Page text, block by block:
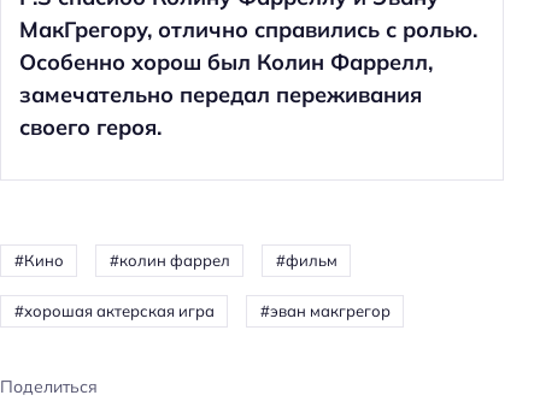
МакГрегору, отлично справились с ролью.
Особенно хорош был Колин Фаррелл,
замечательно передал переживания
своего героя.
Кино колин фаррел фильм
хорошая актерская игра эван макгрегор
Поделиться